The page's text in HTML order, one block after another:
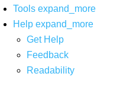
Tools expand_more
Help expand_more
Get Help
Feedback
Readability